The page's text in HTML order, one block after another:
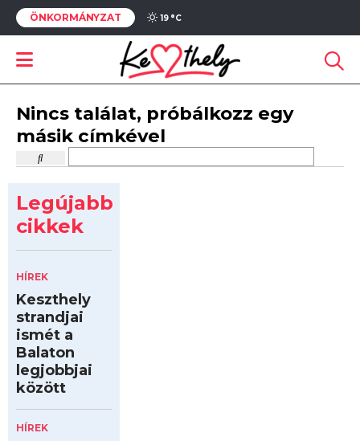
ÖNKORMÁNYZAT 19 °C
Nincs találat, próbálkozz egy
másik címkével
Legújabb
cikkek
HÍREK
Keszthely
strandjai
ismét a
Balaton
legjobbjai
között
HÍREK